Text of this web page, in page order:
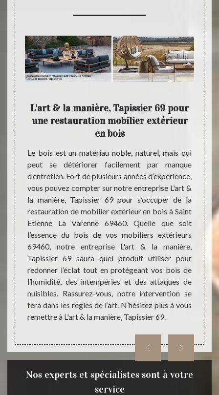
69
fait
vos
vos
son
& la
une
La
L'art & la manière, Tapissier 69 pour
une restauration mobilier extérieur
en bois
Le bois est un matériau noble, naturel, mais qui
peut se détériorer facilement par manque
d’entretien. Fort de plusieurs années d’expérience,
vous pouvez compter sur notre entreprise L'art &
la manière, Tapissier 69 pour s’occuper de la
restauration de mobilier extérieur en bois à Saint
Etienne La Varenne 69460. Quelle que soit
l’essence du bois de vos mobiliers extérieurs
69460, notre entreprise L'art & la manière,
Tapissier 69 saura quel produit utiliser pour
redonner l’éclat tout en protégeant vos bois de
l’humidité, des intempéries et des attaques de
nuisibles. Rassurez-vous, notre intervention se
fera dans les règles de l’art. N’hésitez plus à vous
remettre à L'art & la manière, Tapissier 69.
Si
à
les
des
Nos experts et spécialistes sont à votre
service